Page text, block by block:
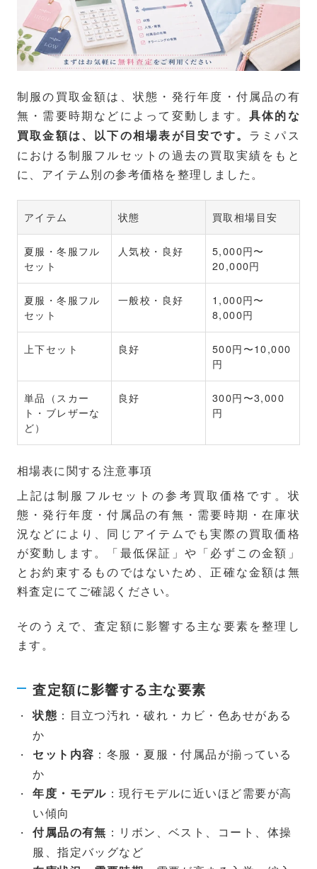
制服の買取金額は、状態・発行年度・付属品の有
無・需要時期などによって変動します。 具体的な
買取金額は、以下の相場表が目安です。 ラミパス
における制服フルセットの過去の買取実績をもと
に、アイテム別の参考価格を整理しました。
アイテム 状態 買取相場目安
夏服・冬服フル
セット
人気校・良好
5,000円〜
20,000円
夏服・冬服フル
セット
一般校・良好
1,000円〜
8,000円
上下セット 良好
500円〜10,000
円
単品（スカー
ト・ブレザーな
ど）
良好
300円〜3,000
円
相場表に関する注意事項
上記は制服フルセットの参考買取価格です。状
態・発行年度・付属品の有無・需要時期・在庫状
況などにより、同じアイテムでも実際の買取価格
が変動します。「最低保証」や「必ずこの金額」
とお約束するものではないため、正確な金額は無
料査定にてご確認ください。
そのうえで、査定額に影響する主な要素を整理し
ます。
査定額に影響する主な要素
状態 ：目立つ汚れ・破れ・カビ・色あせがある
か
セット内容 ：冬服・夏服・付属品が揃っている
か
年度・モデル ：現行モデルに近いほど需要が高
い傾向
付属品の有無 ：リボン、ベスト、コート、体操
服、指定バッグなど